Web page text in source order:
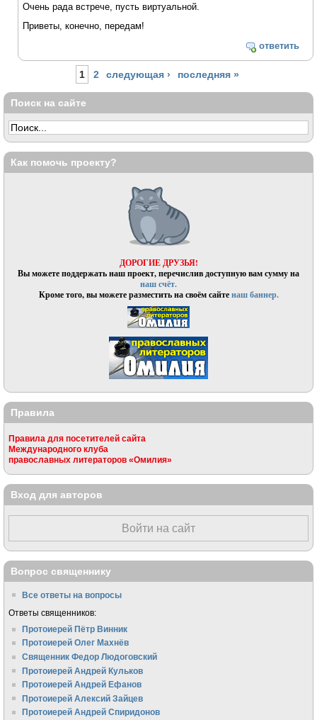
Очень рада встрече, пусть виртуальной.
Приветы, конечно, передам!
ответить
1 2 следующая › последняя »
Поиск на сайте
Как помочь проекту?
ДОРОГИЕ ДРУЗЬЯ!
Вы можете поддержать наш проект, перечислив доступную вам сумму на
наш счёт.
Кроме того, вы можете разместить на своём сайтенаш баннер.
Правила
Правила для посетителей сайта
Международного клуба
православных литераторов «Омилия»
Вход для авторов
Войти на сайт
Вопрос священнику
Все ответы на вопросы
Ответы священников:
Протоиерей Пётр Винник
Протоиерей Олег Махнёв
Священник Федор Людоговский
Протоиерей Андрей Кульков
Протоиерей Андрей Ефанов
Протоиерей Алексий Зайцев
Протоиерей Андрей Спиридонов